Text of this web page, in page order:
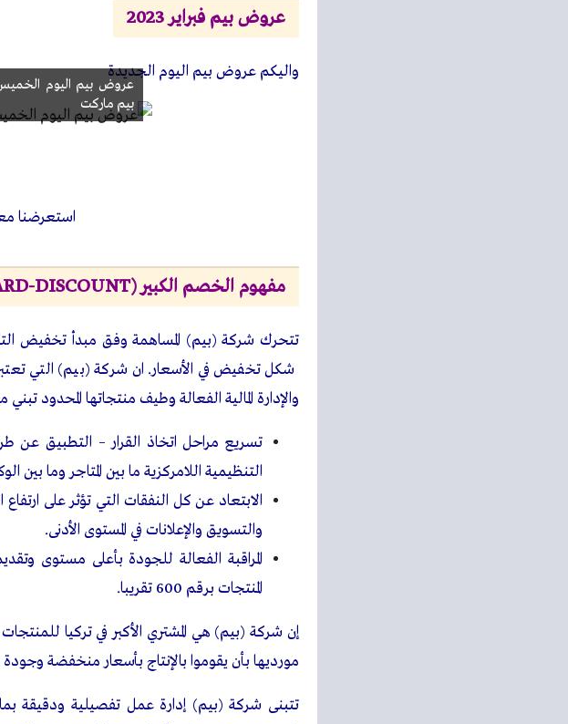
عروض بيم فبراير 2023
واليكم عروض بيم اليوم الجديدة
بيم ماركت
استعرضنا
مفهوم الخصم الكبير (HARD-DISCOUNT ) في (بيم)
تتحرك شركة (بيم) المساهمة وفق مبدأ تخفيض
شكل تخفيض في الأسعار. ان شركة (بيم) التي تعتبر
والإدارة المالية الفعالة وطيف منتجاتها المحدود
تسريع مراحل اتخاذ القرار – التطبيق عن
التنظيمية اللامركزية ما بين المتاجر وما بين
الابتعاد عن كل النفقات التي تؤثر على
والتسويق والإعلانات في المستوى الأدنى.
المراقبة الفعالة للجودة بأعلى مستوى
المنتجات برقم 600 تقريبا.
إن شركة (بيم) هي المشتري الأكبر في تركيا
مورديها بأن يقوموا بالإنتاج بأسعار منخفضة
تتبنى شركة (بيم) إدارة عمل تفصيلية ودقيقة بما